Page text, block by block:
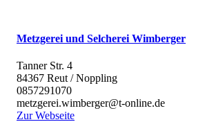
Metzgerei und Selcherei Wimberger
Tanner Str. 4
84367 Reut / Noppling
0857291070
metzgerei.wimberger@t-online.de
Zur Webseite